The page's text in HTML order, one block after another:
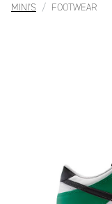
MINI'S FOOTWEAR